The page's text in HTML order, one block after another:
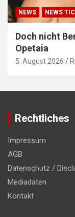
NEWS NEWS
Doch nicht
Opetaia
5. August 2026
Rechtliches
Impressum
AGB
Datenschutz /
Mediadaten
Kontakt